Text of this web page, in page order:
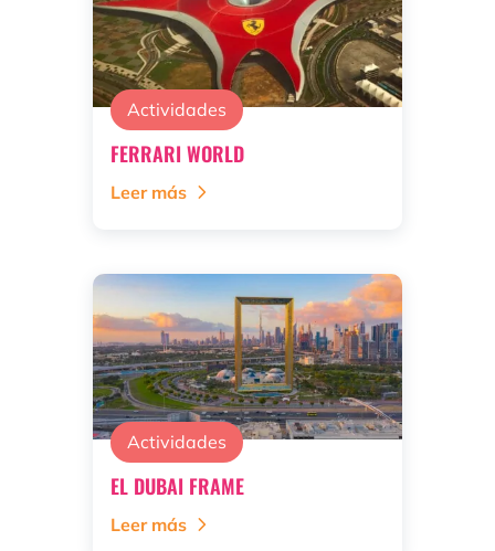
Actividades
FERRARI WORLD
Leer más
Actividades
EL DUBAI FRAME
Leer más